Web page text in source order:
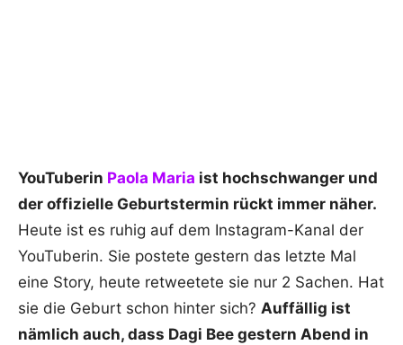
YouTuberin Paola Maria ist hochschwanger und
der offizielle Geburtstermin rückt immer näher.
Heute ist es ruhig auf dem Instagram-Kanal der
YouTuberin. Sie postete gestern das letzte Mal
eine Story, heute retweetete sie nur 2 Sachen. Hat
sie die Geburt schon hinter sich? Auffällig ist
nämlich auch, dass Dagi Bee gestern Abend in